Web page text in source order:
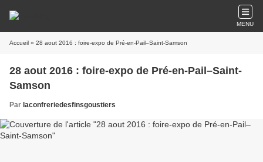
MENU
Accueil » 28 aout 2016 : foire-expo de Pré-en-Pail–Saint-Samson
28 aout 2016 : foire-expo de Pré-en-Pail–Saint-
Samson
Par laconfreriedesfinsgoustiers